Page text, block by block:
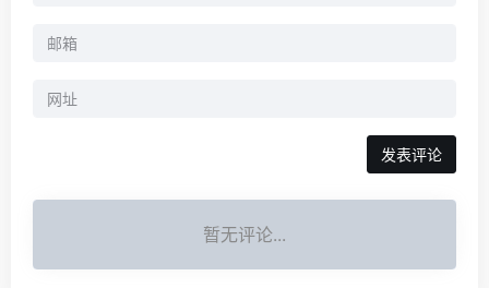
暂无评论...